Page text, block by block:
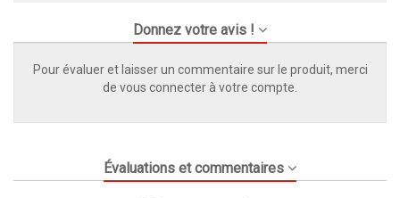
Donnez votre avis !
Pour évaluer et laisser un commentaire sur le produit, merci
de vous connecter à votre compte.
Évaluations et commentaires